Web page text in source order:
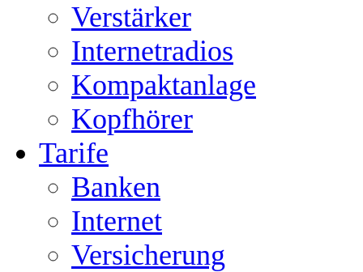
Verstärker
Internetradios
Kompaktanlage
Kopfhörer
Tarife
Banken
Internet
Versicherung